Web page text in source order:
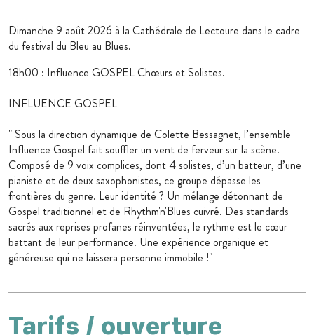
Dimanche 9 août 2026 à la Cathédrale de Lectoure dans le cadre
du festival du Bleu au Blues.
18h00 : Influence GOSPEL Chœurs et Solistes.
INFLUENCE GOSPEL
" Sous la direction dynamique de Colette Bessagnet, l’ensemble
Influence Gospel fait souffler un vent de ferveur sur la scène.
Composé de 9 voix complices, dont 4 solistes, d’un batteur, d’une
pianiste et de deux saxophonistes, ce groupe dépasse les
frontières du genre. Leur identité ? Un mélange détonnant de
Gospel traditionnel et de Rhythm'n'Blues cuivré. Des standards
sacrés aux reprises profanes réinventées, le rythme est le cœur
battant de leur performance. Une expérience organique et
généreuse qui ne laissera personne immobile !"
Tarifs / ouverture